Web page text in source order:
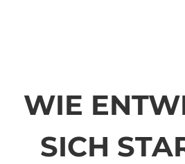
WIE
SICH